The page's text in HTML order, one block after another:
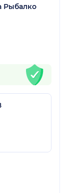
Рыбалко